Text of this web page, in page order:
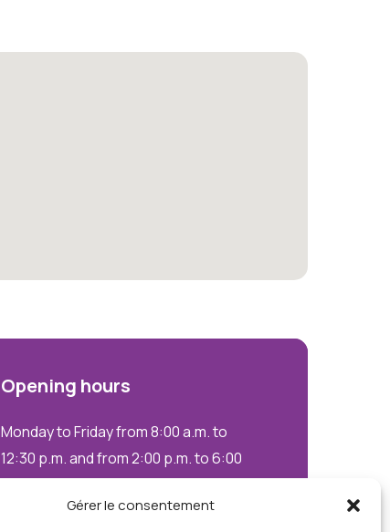
Gérer le consentement
Opening hours
Monday to Friday from 8:00 a.m. to
12:30 p.m. and from 2:00 p.m. to 6:00
p.m.
Saturdays by appointment only